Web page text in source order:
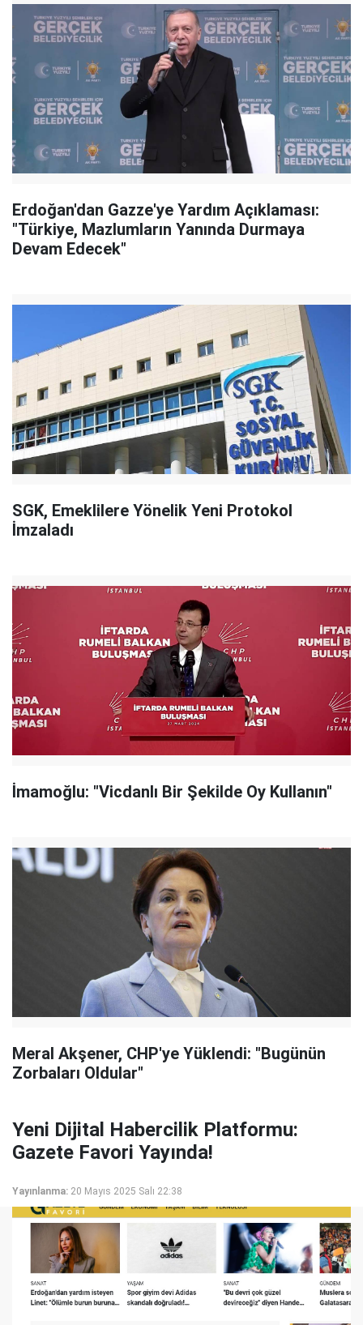
Erdoğan'dan Gazze'ye Yardım Açıklaması:
"Türkiye, Mazlumların Yanında Durmaya
Devam Edecek"
SGK, Emeklilere Yönelik Yeni Protokol
İmzaladı
İmamoğlu: "Vicdanlı Bir Şekilde Oy Kullanın"
Meral Akşener, CHP'ye Yüklendi: "Bugünün
Zorbaları Oldular"
Yeni Dijital Habercilik Platformu:
Gazete Favori Yayında!
Yayınlanma: 20 Mayıs 2025 Salı 22:38